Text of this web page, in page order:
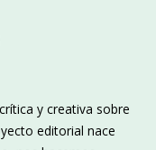
y creativa sobre
editorial nace